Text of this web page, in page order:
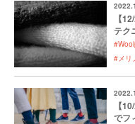
【
テク
#メリ
【
でフ